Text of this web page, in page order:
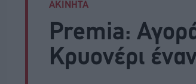
ΑΚΙΝΗΤΑ
Premia:
Κρυονέρι